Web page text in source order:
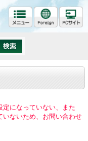
定になっていない、また
いないため、お問い合わせ